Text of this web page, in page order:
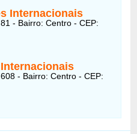
Internacionais
- Bairro: Centro - CEP:
- Bairro: Centro - CEP: